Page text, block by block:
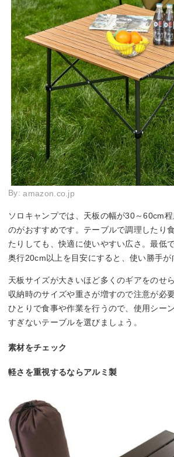
By:amazon.co.jp
ソロキャンプでは、天板の幅が30～60cm
のがおすすめです。テーブルで調理したり
たりしても、快適に使いやすい広さ。最低
奥行20cm以上を目安にすると、使い勝手が
天板サイズが大きいほど多くのギアをのせ
収納時のサイズや重さが増すので注意が必
ひとりで食事や作業を行うので、使用シー
すぎないテーブルを選びましょう。
素材をチェック
軽さを重視するならアルミ製